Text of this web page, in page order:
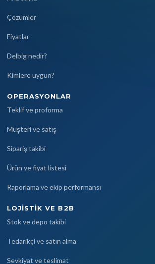
Çözümler
Fiyatlar
Delbig nedir?
Kimlere uygun?
OPERASYONLAR
Teklif ve proforma
Müşteri ve satış
Sipariş takibi
Ürün ve fiyat listesi
Raporlama ve ekip performansı
LOJISTIK VE B2B
Stok ve depo takibi
Tedarikçi ve satın alma
Sevkiyat ve teslimat